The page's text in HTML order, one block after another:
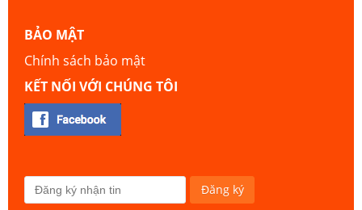
BẢO MẬT
Chính sách bảo mật
KẾT NỐI VỚI CHÚNG TÔI